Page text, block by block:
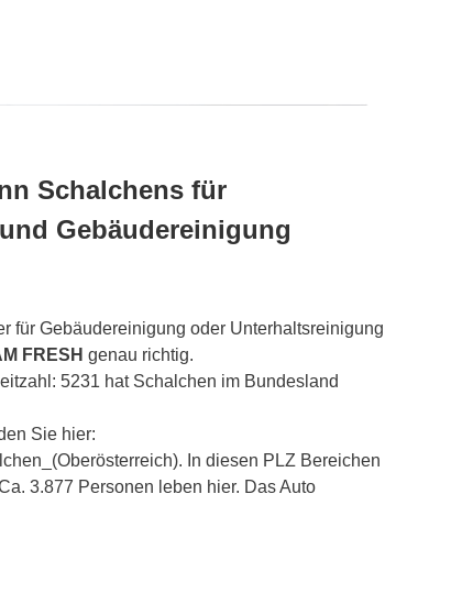
Schalchens für
Gebäudereinigung
für Gebäudereinigung oder Unterhaltsreinigung
FRESH genau richtig.
5231 hat Schalchen im Bundesland
Sie hier:
In diesen PLZ Bereichen
3.877 Personen leben hier. Das Auto